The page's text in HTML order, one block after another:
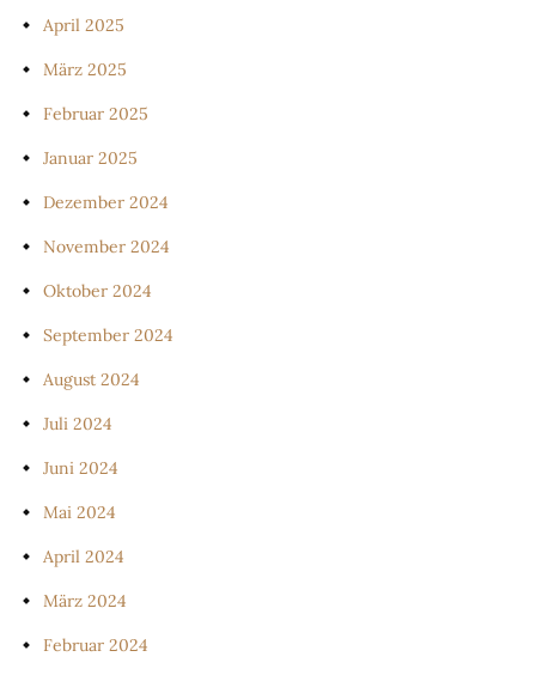
April 2025
März 2025
Februar 2025
Januar 2025
Dezember 2024
November 2024
Oktober 2024
September 2024
August 2024
Juli 2024
Juni 2024
Mai 2024
April 2024
März 2024
Februar 2024